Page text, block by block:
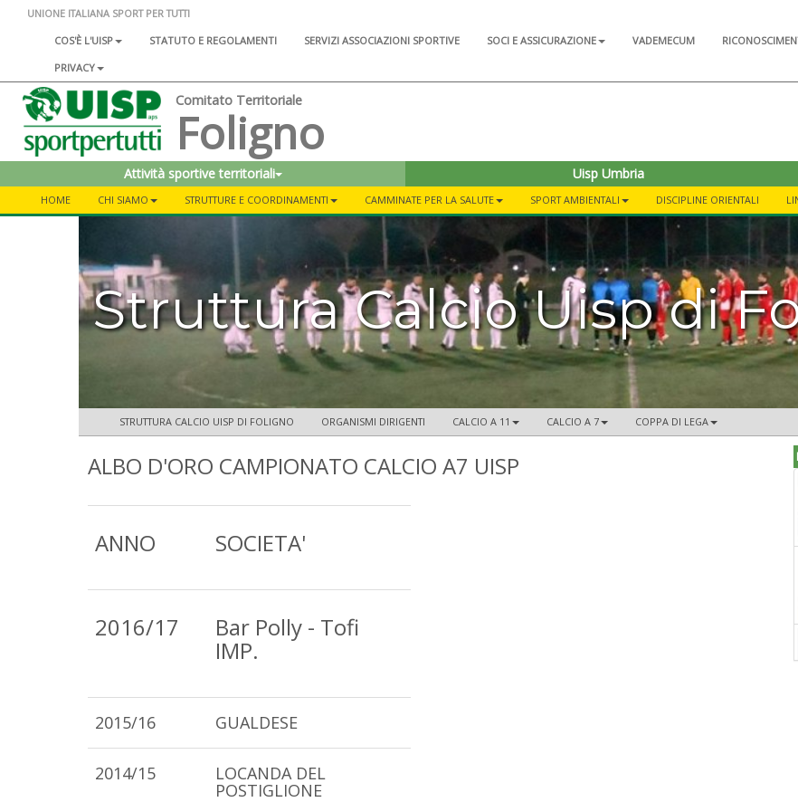
UNIONE ITALIANA SPORT PER TUTTI
COS'È L'UISP
STATUTO E REGOLAMENTI SERVIZI ASSOCIAZIONI SPORTIVE SOCI E ASSICURAZIONE VADEMECUM
PRIVACY
Comitato Territoriale
Foligno
Attività sportive territoriali Uisp Umbria
HOME CHI SIAMO STRUTTURE E COORDINAMENTI CAMMINATE PER LA SALUTE SPORT AMBIENTALI DISCIPLINE ORIENTALI
Struttura Calcio Uisp di
STRUTTURA CALCIO UISP DI FOLIGNO ORGANISMI DIRIGENTI CALCIO A 11 CALCIO A 7 COPPA DI LEGA
ALBO D'ORO CAMPIONATO CALCIO A7 UISP
ANNO SOCIETA'
2016/17 Bar Polly - Tofi
IMP.
2015/16 GUALDESE
2014/15 LOCANDA DEL
POSTIGLIONE